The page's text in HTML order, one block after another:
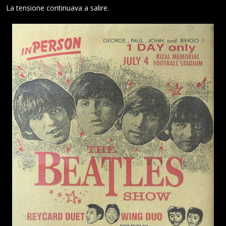
La tensione continuava a salire.